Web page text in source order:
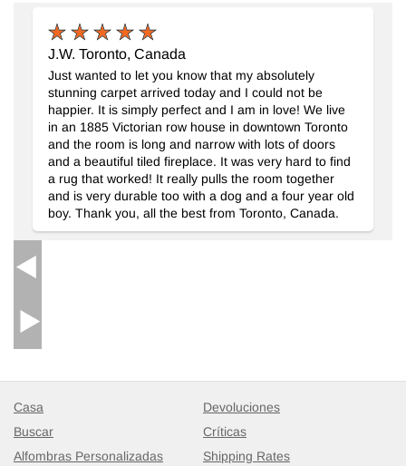
Alfombra Vintage Turca Anudada a Mano- K0065553
107 cm x 230 cm
$397
J.W. Toronto, Canada
Just wanted to let you know that my absolutely
stunning carpet arrived today and I could not be
happier. It is simply perfect and I am in love! We live
in an 1885 Victorian row house in downtown Toronto
and the room is long and narrow with lots of doors
and a beautiful tiled fireplace. It was very hard to find
a rug that worked! It really pulls the room together
and is very durable too with a dog and a four year old
boy. Thank you, all the best from Toronto, Canada.
Casa
Buscar
Alfombras Personalizadas
Devoluciones
Críticas
Shipping Rates